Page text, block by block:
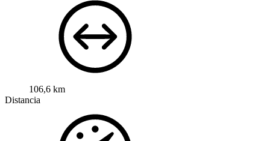
106,6 km
Distancia